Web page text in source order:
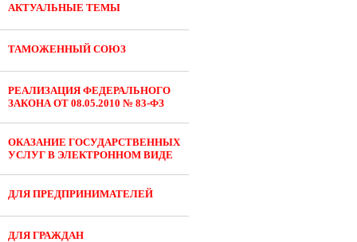
АКТУАЛЬНЫЕ ТЕМЫ
ТАМОЖЕННЫЙ СОЮЗ
РЕАЛИЗАЦИЯ ФЕДЕРАЛЬНОГО
ЗАКОНА ОТ 08.05.2010 № 83-ФЗ
ОКАЗАНИЕ ГОСУДАРСТВЕННЫХ
УСЛУГ В ЭЛЕКТРОННОМ ВИДЕ
ДЛЯ ПРЕДПРИНИМАТЕЛЕЙ
ДЛЯ ГРАЖДАН